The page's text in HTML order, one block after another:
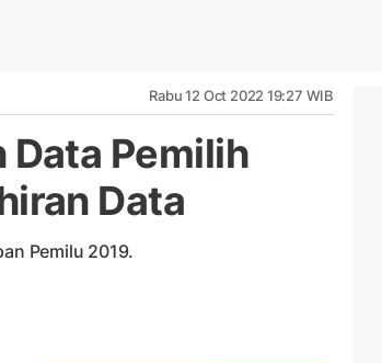
Rabu 12 Oct 2022 19:27 WIB
Data Pemilih
Data
Pemilu 2019.